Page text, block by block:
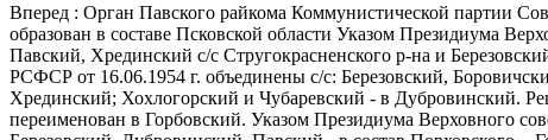
Вперед : Орган Павского райкома Коммунистической партии
образован в составе Псковской области Указом Президиума
Павский, Хрединский с/с Стругокрасненского р-на и
РСФСР от 16.06.1954 г. объединены с/с: Березовский,
Хрединский; Хохлогорский и Чубаревский - в Дубровинский.
переименован в Горбовский. Указом Президиума Верховного